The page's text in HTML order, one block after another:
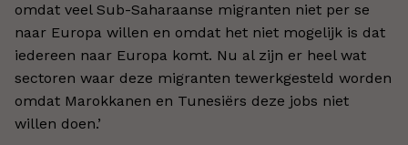
omdat veel Sub-Saharaanse migranten niet per se
naar Europa willen en omdat het niet mogelijk is dat
iedereen naar Europa komt. Nu al zijn er heel wat
sectoren waar deze migranten tewerkgesteld worden
omdat Marokkanen en Tunesiërs deze jobs niet
willen doen.’